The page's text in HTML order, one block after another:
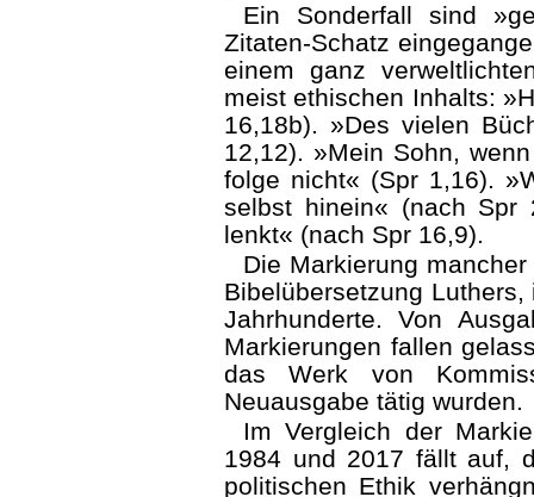
Ein Sonderfall sind
Zitaten-Schatz
einem ganz
meist ethi­schen Inhalts:
16,18b). »Des vielen
12,12). »Mein Sohn,
folge nicht« (Spr 1,16).
selbst hinein« (nach Spr
lenkt« (nach Spr 16,9).
Die Markierung
Bibelübersetzung
Jahrhunderte. Von
Markie­rungen fallen
das Werk von
Neuausgabe tätig wurden.
Im Vergleich der
1984 und 2017 fällt auf,
politischen Ethik